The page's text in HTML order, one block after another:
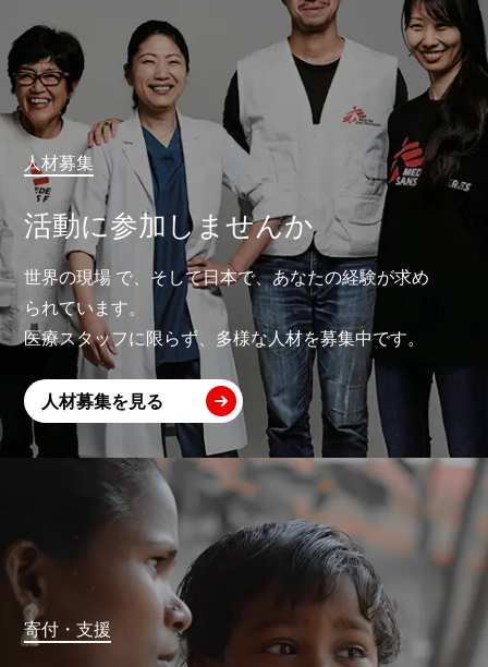
人材募集
活動に参加しませんか
世界の現場 で、そして日本で、あなたの経験が求め
られています。
医療スタッフに限らず、多様な人材を募集中です。
人材募集を見る
寄付・支援